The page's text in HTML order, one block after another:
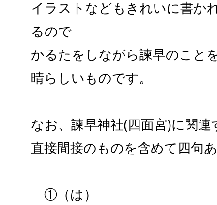
イラストなどもきれいに書か
るので
かるたをしながら諫早のこと
晴らしいものです。
なお、諫早神社(四面宮)に関連
直接間接のものを含めて四句
①（は）